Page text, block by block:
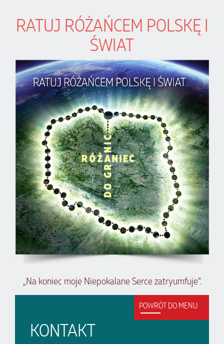
RATUJ RÓŻAŃCEM POLSKĘ I
ŚWIAT
„Na koniec moje Niepokalane Serce zatryumfuje”.
KONTAKT
POWRÓT DO MENU